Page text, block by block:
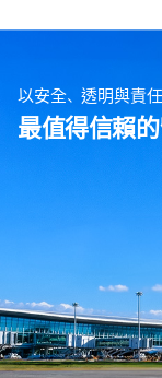
以安全、透明與責
最值得信賴